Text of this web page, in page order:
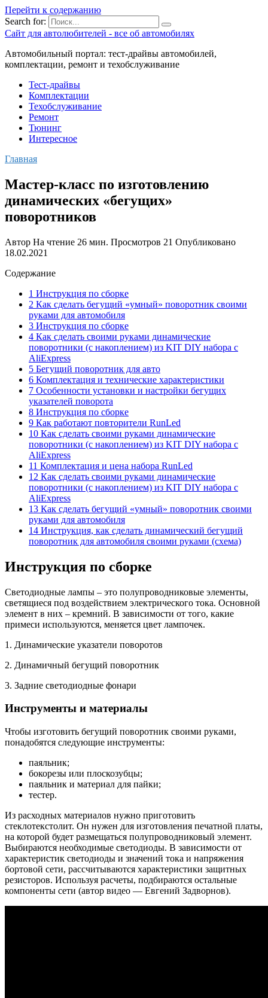
Перейти к содержанию
Search for:
Сайт для автолюбителей - все об автомобилях
Автомобильный портал: тест-драйвы автомобилей,
комплектации, ремонт и техобслуживание
Тест-драйвы
Комплектации
Техобслуживание
Ремонт
Тюнинг
Интересное
Главная
Мастер-класс по изготовлению
динамических «бегущих»
поворотников
Автор На чтение 26 мин. Просмотров 21 Опубликовано
18.02.2021
Содержание
1 Инструкция по сборке
2 Как сделать бегущий «умный» поворотник своими
руками для автомобиля
3 Инструкция по сборке
4 Как сделать своими руками динамические
поворотники (с накоплением) из KIT DIY набора с
AliExpress
5 Бегущий поворотник для авто
6 Комплектация и технические характеристики
7 Особенности установки и настройки бегущих
указателей поворота
8 Инструкция по сборке
9 Как работают повторители RunLed
10 Как сделать своими руками динамические
поворотники (с накоплением) из KIT DIY набора с
AliExpress
11 Комплектация и цена набора RunLed
12 Как сделать своими руками динамические
поворотники (с накоплением) из KIT DIY набора с
AliExpress
13 Как сделать бегущий «умный» поворотник своими
руками для автомобиля
14 Инструкция, как сделать динамический бегущий
поворотник для автомобиля своими руками (схема)
Инструкция по сборке
Светодиодные лампы – это полупроводниковые элементы,
светящиеся под воздействием электрического тока. Основной
элемент в них – кремний. В зависимости от того, какие
примеси используются, меняется цвет лампочек.
1. Динамические указатели поворотов
2. Динамичный бегущий поворотник
3. Задние светодиодные фонари
Инструменты и материалы
Чтобы изготовить бегущий поворотник своими руками,
понадобятся следующие инструменты:
паяльник;
бокорезы или плоскозубцы;
паяльник и материал для пайки;
тестер.
Из расходных материалов нужно приготовить
стеклотекстолит. Он нужен для изготовления печатной платы,
на которой будет размещаться полупроводниковый элемент.
Выбираются необходимые светодиоды. В зависимости от
характеристик светодиоды и значений тока и напряжения
бортовой сети, рассчитываются характеристики защитных
резисторов. Используя расчеты, подбираются остальные
компоненты сети (автор видео — Евгений Задворнов).